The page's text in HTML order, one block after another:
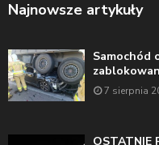
Najnowsze artykuły
Samochód
7 sierpnia
OSTATNIE